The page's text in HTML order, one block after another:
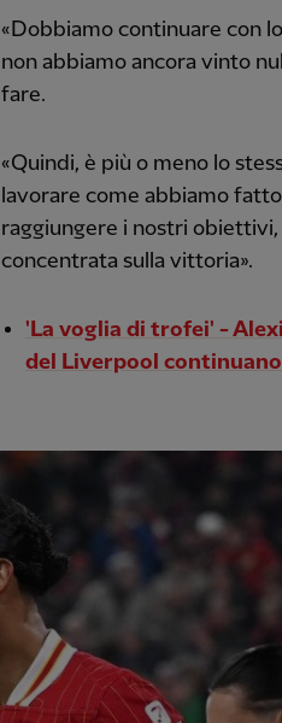
«Dobbiamo continuare con
non abbiamo ancora vinto
fare.
«Quindi, è più o meno lo
lavorare come abbiamo
raggiungere i nostri
concentrata sulla vittoria».
'La voglia di trofei' -
del Liverpool